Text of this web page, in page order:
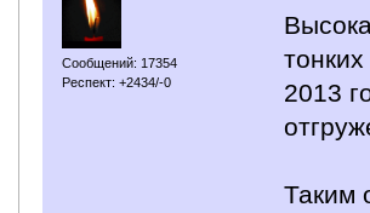
Сообщений: 17354
Респект: +2434/-0
2013
Таким